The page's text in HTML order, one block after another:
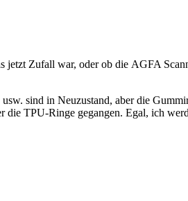
jetzt Zufall war, oder ob die AGFA
sind in Neuzustand, aber die
TPU-Ringe gegangen. Egal, ich